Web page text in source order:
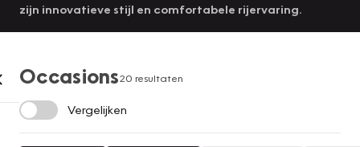
zijn innovatieve stijl en comfortabele rijervaring.
Occasions20 resultaten
Vergelijken